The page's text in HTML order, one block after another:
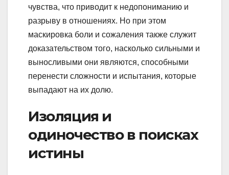
чувства, что приводит к недопониманию и
разрыву в отношениях. Но при этом
маскировка боли и сожаления также служит
доказательством того, насколько сильными и
выносливыми они являются, способными
перенести сложности и испытания, которые
выпадают на их долю.
Изоляция и
одиночество в поисках
истины